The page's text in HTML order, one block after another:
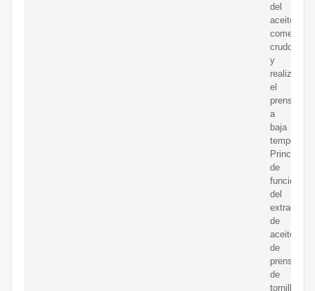
del
aceite
comestible
crudo
y
realiza
el
prensado
a
baja
Principio
de
del
extractor
de
aceite
de
prensa
de
tornillo